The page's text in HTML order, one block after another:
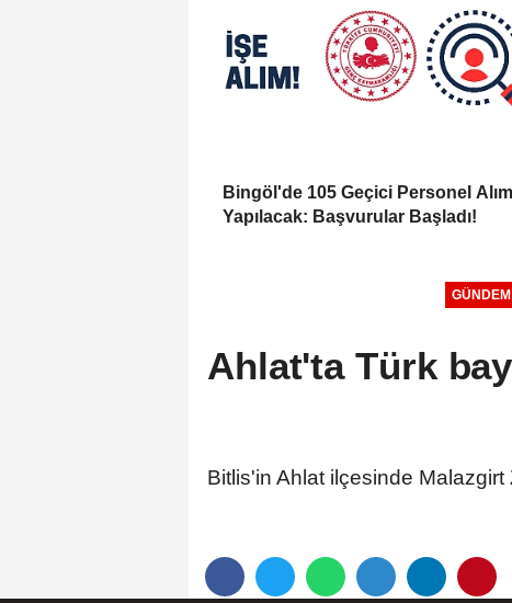
Bingöl'de 105 Geçici Personel
Yapılacak: Başvurular Başladı!
GÜNDEM
Ahlat'ta Türk
Bitlis'in Ahlat ilçesinde